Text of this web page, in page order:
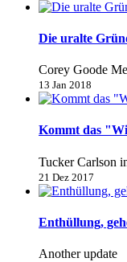
Die uralte
Corey Goode
13 Jan 2018
Kommt das
Tucker Carlson
21 Dez 2017
Enthüllung,
Another update